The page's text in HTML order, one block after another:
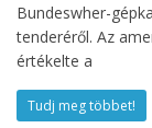
Bundeswher-
tenderéről. Az
értékelte a
Tudj meg többet!